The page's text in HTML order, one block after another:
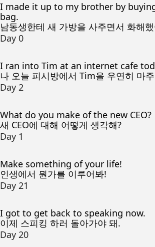
I made it up to my brother by
bag.
남동생한테 새 가방을 사주면서 화해
Day 0
I ran into Tim at an internet cafe
나 오늘 피시방에서 Tim을 우연히 마
Day 2
What do you make of the new CEO?
새 CEO에 대해 어떻게 생각해?
Day 1
Make something of your life!
인생에서 뭔가를 이루어봐!
Day 21
I got to get back to speaking now.
이제 스피킹 하러 돌아가야 돼.
Day 20